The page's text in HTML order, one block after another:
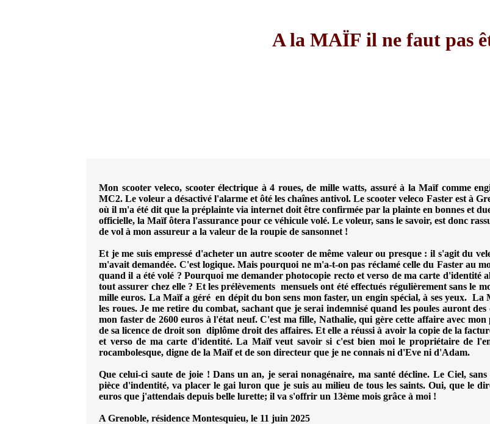
A la MAÏF il ne faut pas
Mon scooter veleco, scooter électrique à 4 roues, de mille watts, assuré à la Maïf comme
MC2. Le voleur a désactivé l'alarme et ôté les chaînes antivol. Le scooter veleco Faster est à
où il m'a été dit que la préplainte via internet doit être confirmée par la plainte en bonnes et
officielle, la Maïf ôtera l'assurance pour ce véhicule volé. Le voleur, sans le savoir, est donc
de vol à mon assureur a la valeur de la roupie de sansonnet !
Et je me suis empressé d'acheter un autre scooter de même valeur ou presque : il s'agit du
m'avait demandée. C'est logique. Mais pourquoi ne m'a-t-on pas réclamé celle du Faster au
quand il a été volé ? Pourquoi me demander photocopie recto et verso de ma carte d'identité
tout assurer chez elle ? Et les prélèvements mensuels ont été effectués régulièrement sans le
mille euros. La Maïf a géré en dépit du bon sens mon faster, un engin spécial, à ses yeux.
les roues. Je me retire du combat, sachant que je serai indemnisé quand les poules auront
mon faster de 2600 euros à l'état neuf. C'est ma fille, Nathalie, qui gère cette affaire avec
de sa licence de droit son diplôme droit des affaires. Et elle a réussi à avoir la copie de la
et verso de ma carte d'identité. La Maïf veut savoir si c'est bien moi le propriétaire de
rocambolesque, digne de la Maïf et de son directeur que je ne connais ni d'Eve ni d'Adam.
Que celui-ci saute de joie ! Dans un an, je serai nonagénaire, ma santé décline. Le Ciel,
pièce d'indentité, va placer le gai luron que je suis au milieu de tous les saints. Oui, que le
euros que j'attendais depuis belle lurette; il va s'offrir un 13ème mois grâce à moi !
A Grenoble, résidence Montesquieu, le 11 juin 2025